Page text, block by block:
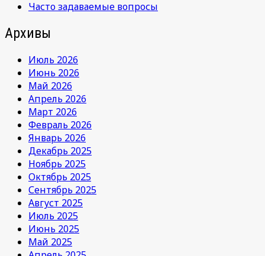
Часто задаваемые вопросы
Архивы
Июль 2026
Июнь 2026
Май 2026
Апрель 2026
Март 2026
Февраль 2026
Январь 2026
Декабрь 2025
Ноябрь 2025
Октябрь 2025
Сентябрь 2025
Август 2025
Июль 2025
Июнь 2025
Май 2025